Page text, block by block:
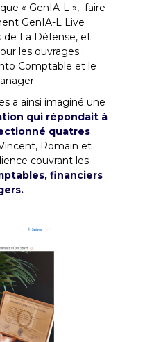
« GenIA-L », faire
GenIA-L Live
de La Défense, et
les ouvrages :
Comptable et le
a ainsi imaginé une
qui répondait à
quatres
Romain et
couvrant les
financiers